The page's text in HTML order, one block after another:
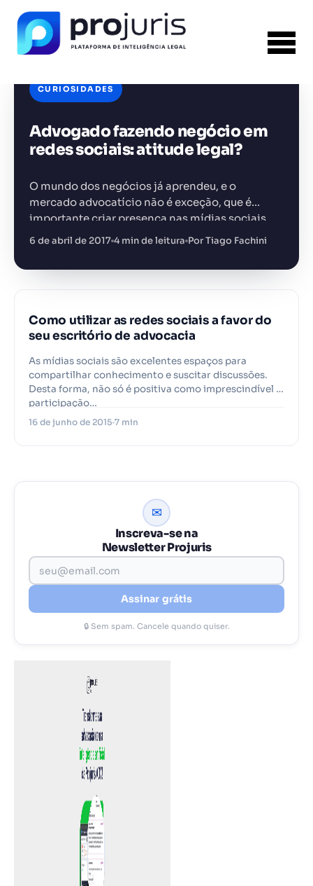
CURIOSIDADES
Advogado fazendo negócio em
redes sociais: atitude legal?
O mundo dos negócios já aprendeu, e o
mercado advocatício não é exceção, que é
importante criar presença nas mídias sociais
porque as pessoas estão lá. O Facebook, só para
6 de abril de 2017 4 min de leitura Por Tiago Fachini
Como utilizar as redes sociais a favor do
seu escritório de advocacia
As mídias sociais são excelentes espaços para
compartilhar conhecimento e suscitar discussões.
Desta forma, não só é positiva como imprescindível a
participação…
16 de junho de 2015 7 min
✉
Inscreva-se na
Newsletter Projuris
Assinar grátis
🔒 Sem spam. Cancele quando quiser.
FERRAMENTA RECOMENDADA PARA ESTE
CONTEÚDO
Gerador de Petição
+14.000 juristas